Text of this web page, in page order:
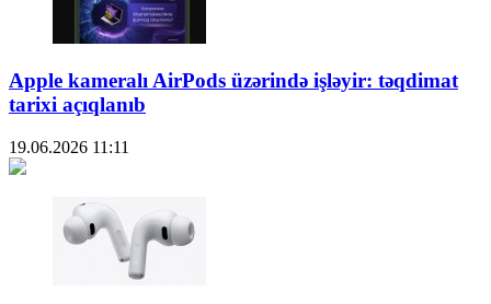
Apple kameralı AirPods üzərində işləyir: təqdimat
tarixi açıqlanıb
19.06.2026 11:11